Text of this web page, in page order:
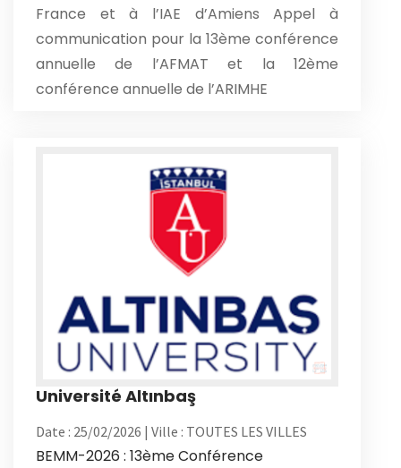
France et à l’IAE d’Amiens Appel à
communication pour la 13ème conférence
annuelle de l’AFMAT et la 12ème
conférence annuelle de l’ARIMHE
Université Altınbaş
Date : 25/02/2026 | Ville : TOUTES LES VILLES
BEMM-2026 : 13ème Conférence